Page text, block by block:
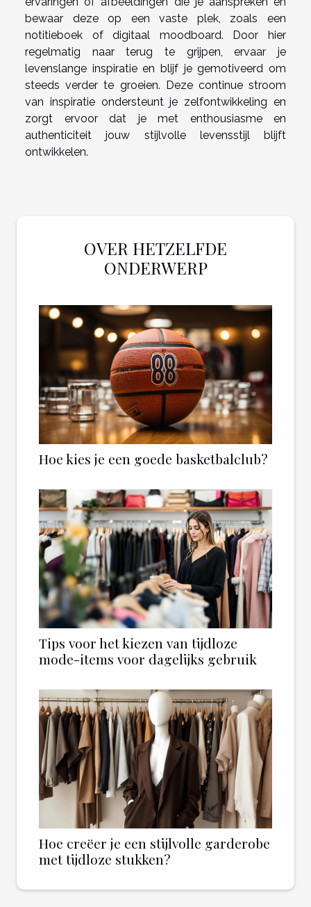
bewaar deze op een vaste plek, zoals een
notitieboek of digitaal moodboard. Door hier
regelmatig naar terug te grijpen, ervaar je
levenslange inspiratie en blijf je gemotiveerd om
steeds verder te groeien. Deze continue stroom
van inspiratie ondersteunt je zelfontwikkeling en
zorgt ervoor dat je met enthousiasme en
authenticiteit jouw stijlvolle levensstijl blijft
ontwikkelen.
OVER HETZELFDE
ONDERWERP
Hoe kies je een goede basketbalclub?
Tips voor het kiezen van tijdloze
mode-items voor dagelijks gebruik
Hoe creëer je een stijlvolle garderobe
met tijdloze stukken?